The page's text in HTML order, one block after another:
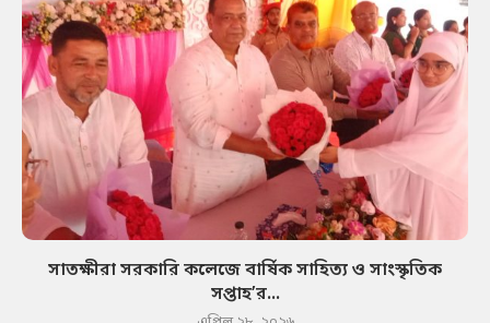
সাতক্ষীরা সরকারি কলেজে বার্ষিক সাহিত্য ও সাংস্কৃতিক
সপ্তাহ’র...